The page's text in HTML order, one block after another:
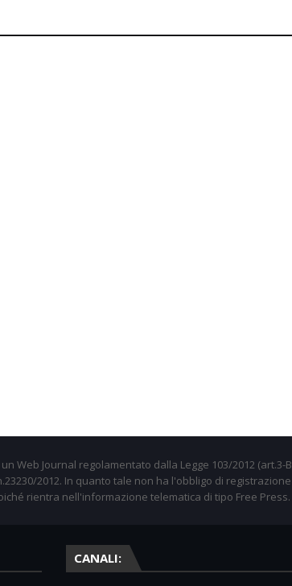
Web Journal regolamentato dalla Legge 103/2012 (art.3-
2012. In quanto tale non ha l'obbligo di
rientra nell'informazione telematica di tipo Free Press.
CANALI: